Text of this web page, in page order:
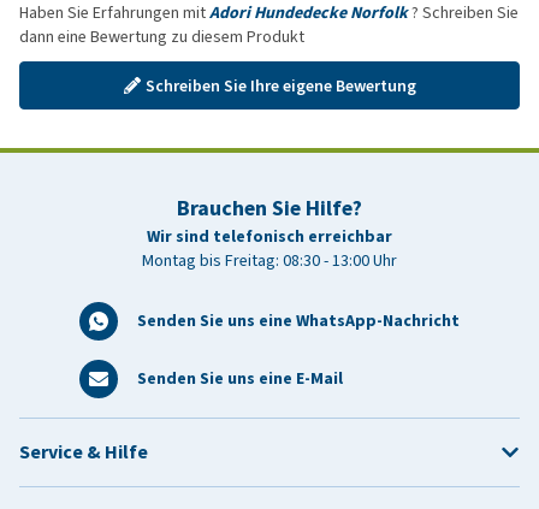
Haben Sie Erfahrungen mitAdori Hundedecke Norfolk? Schreiben Sie
dann eine Bewertung zu diesem Produkt
Schreiben Sie Ihre eigene Bewertung
Brauchen Sie Hilfe?
Wir sind telefonisch erreichbar
Montag bis Freitag: 08:30 - 13:00 Uhr
Senden Sie uns eine WhatsApp-Nachricht
Senden Sie uns eine E-Mail
Service & Hilfe